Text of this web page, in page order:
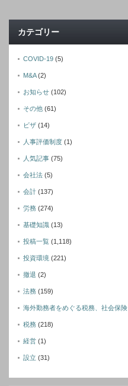
カテゴリー
COVID-19 (5)
M&A(2)
お知らせ (102)
その他 (61)
ビザ (14)
人事評価制度 (1)
人気記事 (75)
会社法 (5)
会計 (137)
労務 (274)
基礎知識 (13)
投稿一覧 (1,118)
投資環境 (221)
撤退 (2)
法務 (159)
海外勤務者をめぐる税務、社会保険
税務 (218)
経営 (1)
設立 (31)